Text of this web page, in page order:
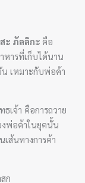
ะ ภัลลิกะ คือ
ารที่เก็บได้นาน
เหมาะกับพ่อค้า
เจ้า คือการถวาย
งพ่อค้าในยุคนั้น
ส้นทางการค้า
ก